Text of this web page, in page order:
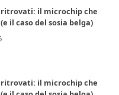
il microchip che
il caso del sosia belga)
il microchip che